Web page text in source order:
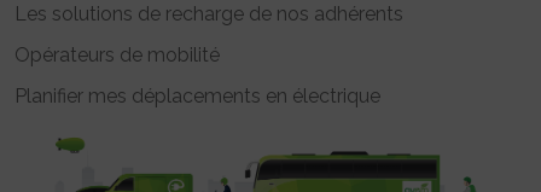
Les solutions de recharge de nos adhérents
Opérateurs de mobilité
Planifier mes déplacements en électrique